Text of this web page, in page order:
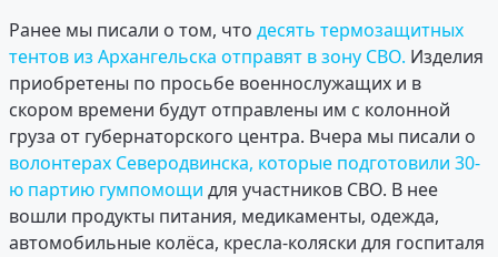
Ранее мы писали о том, что десять термозащитных
тентов из Архангельска отправят в зону СВО. Изделия
приобретены по просьбе военнослужащих и в
скором времени будут отправлены им с колонной
груза от губернаторского центра. Вчера мы писали о
волонтерах Северодвинска, которые подготовили 30-
ю партию гумпомощи для участников СВО. В нее
вошли продукты питания, медикаменты, одежда,
автомобильные колёса, кресла-коляски для госпиталя